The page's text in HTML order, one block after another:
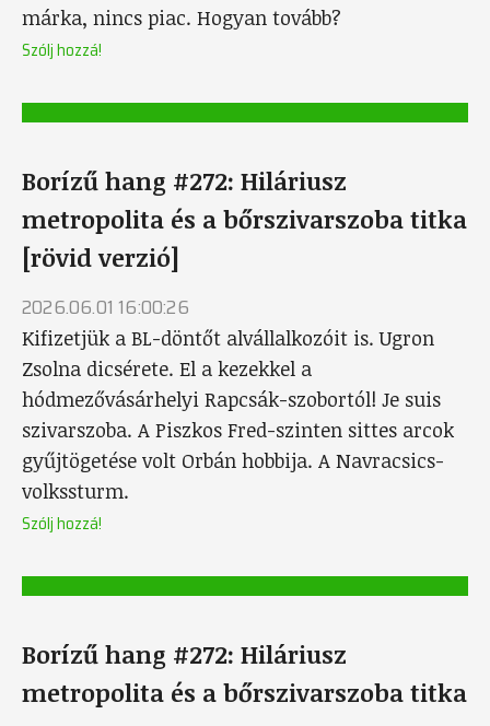
márka, nincs piac. Hogyan tovább?
Szólj hozzá!
Borízű hang #272: Hiláriusz
metropolita és a bőrszivarszoba titka
[rövid verzió]
2026.06.01 16:00:26
Kifizetjük a BL-döntőt alvállalkozóit is. Ugron
Zsolna dicsérete. El a kezekkel a
hódmezővásárhelyi Rapcsák-szobortól! Je suis
szivarszoba. A Piszkos Fred-szinten sittes arcok
gyűjtögetése volt Orbán hobbija. A Navracsics-
volkssturm.
Szólj hozzá!
Borízű hang #272: Hiláriusz
metropolita és a bőrszivarszoba titka